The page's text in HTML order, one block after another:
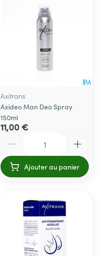
Axitrans
Axideo Man Deo Spray
150ml
11,00 €
Ajouter au panier